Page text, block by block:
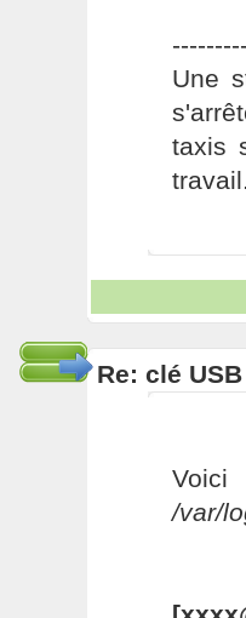
Une
taxis
Re: clé USB
Voici
/var/